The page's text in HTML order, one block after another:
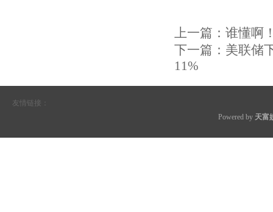
上一篇： 谁懂啊
下一篇： 美联储
11%
友情链接：
Powered by 天富